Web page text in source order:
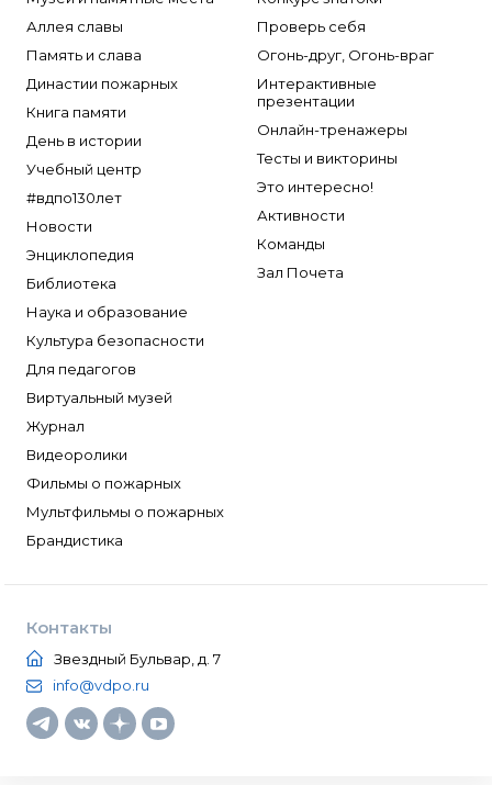
Аллея славы
Память и слава
Династии пожарных
Книга памяти
День в истории
Учебный центр
#вдпо130лет
Новости
Энциклопедия
Библиотека
Наука и образование
Культура безопасности
Для педагогов
Виртуальный музей
Журнал
Видеоролики
Фильмы о пожарных
Мультфильмы о пожарных
Брандистика
Проверь себя
Огонь-друг, Огонь-враг
Интерактивные
презентации
Онлайн-тренажеры
Тесты и викторины
Это интересно!
Активности
Команды
Зал Почета
Контакты
Звездный Бульвар, д. 7
info@vdpo.ru